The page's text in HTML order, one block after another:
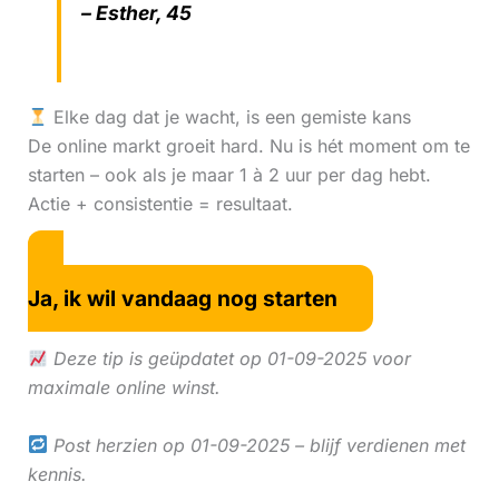
– Esther, 45
Elke dag dat je wacht, is een gemiste kans
De online markt groeit hard. Nu is hét moment om te
starten – ook als je maar 1 à 2 uur per dag hebt.
Actie + consistentie = resultaat.
Ja, ik wil vandaag nog starten
Deze tip is geüpdatet op 01-09-2025 voor
maximale online winst.
Post herzien op 01-09-2025 – blijf verdienen met
kennis.